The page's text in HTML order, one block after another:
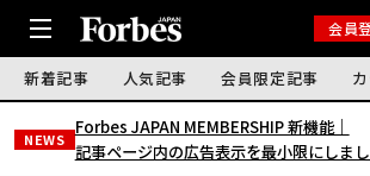
会員
新着記事 人気記事 会員限定記事
NEWS
Forbes JAPAN MEMBERSHIP 新機能｜
記事ページ内の広告表示を最小限にしま